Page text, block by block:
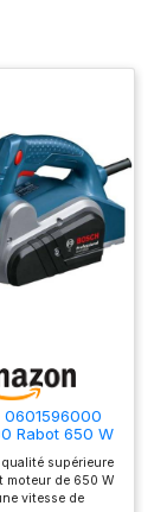
bois
0601596000
Rabot 650 W
supérieure
moteur de 650 W
vitesse de